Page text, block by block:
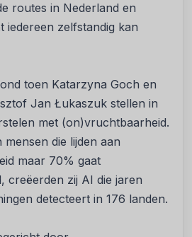
routes in Nederland en
iedereen zelfstandig kan
toen Katarzyna Goch en
Jan Łukaszuk stellen in
met (on)vruchtbaarheid.
mensen die lijden aan
maar 70% gaat
creëerden zij AI die jaren
detecteert in 176 landen.